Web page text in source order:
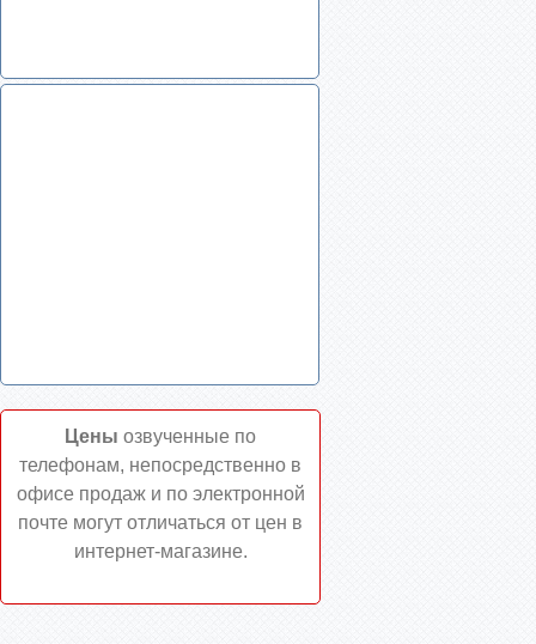
Цены озвученные по
телефонам, непосредственно в
офисе продаж и по электронной
почте могут отличаться от цен в
интернет-магазине.